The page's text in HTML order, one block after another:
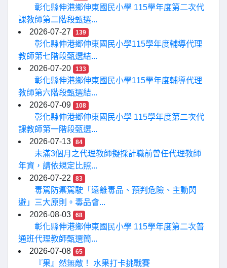
彰化縣伸港鄉伸東國民小學 115學年度第二次代
課教師第二階段甄選...
2026-07-27
139
彰化縣伸港鄉伸東國民小學115學年度輔導代理
教師第七階段甄選結...
2026-07-20
133
彰化縣伸港鄉伸東國民小學115學年度輔導代理
教師第六階段甄選結...
2026-07-09
108
彰化縣伸港鄉伸東國民小學 115學年度第二次代
課教師第一階段甄選...
2026-07-13
84
未滿3個月之代理教師擬採計職前曾任代理教師
年資，請依規定比照...
2026-07-22
83
毒駕防禦駕駛「遠離毒品、預判危險、主動閃
避」三大原則。毒品會...
2026-08-03
68
彰化縣伸港鄉伸東國民小學 115學年度第二次普
通班代理教師甄選簡...
2026-07-08
65
『果』然無敵！ 水果打卡挑戰賽